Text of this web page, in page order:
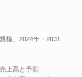
、2024年・2031
上高と予測